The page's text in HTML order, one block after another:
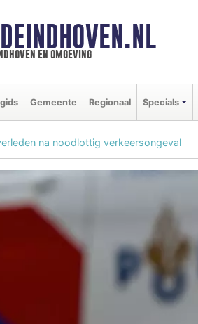
en omgeving
Gemeente Regionaal Specials
na noodlottig verkeersongeval